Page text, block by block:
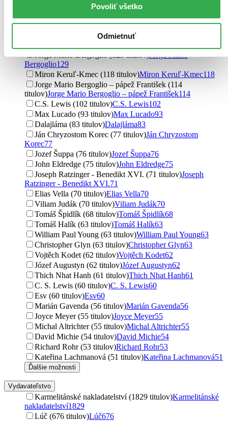
Povoliť všetko
Odmietnuť
Autor
Anselm Grün (190 titulov)Anselm Grün
Jorge Mario Bergoglio (129 titulov)Jorge Mario
Bergoglio129
Miron Keruľ-Kmec (118 titulov)Miron Keruľ-Kmec118
Jorge Mario Bergoglio – pápež František (114
titulov)Jorge Mario Bergoglio – pápež František114
C.S. Lewis (102 titulov)C.S. Lewis102
Max Lucado (93 titulov)Max Lucado93
Dalajláma (83 titulov)Dalajláma83
Ján Chryzostom Korec (77 titulov)Ján Chryzostom
Korec77
Jozef Šuppa (76 titulov)Jozef Šuppa76
John Eldredge (75 titulov)John Eldredge75
Joseph Ratzinger - Benedikt XVI. (71 titulov)Joseph
Ratzinger - Benedikt XVI.71
Elias Vella (70 titulov)Elias Vella70
Viliam Judák (70 titulov)Viliam Judák70
Tomáš Špidlík (68 titulov)Tomáš Špidlík68
Tomáš Halík (63 titulov)Tomáš Halík63
William Paul Young (63 titulov)William Paul Young63
Christopher Glyn (63 titulov)Christopher Glyn63
Vojtěch Kodet (62 titulov)Vojtěch Kodet62
Józef Augustyn (62 titulov)Józef Augustyn62
Thich Nhat Hanh (61 titulov)Thich Nhat Hanh61
C. S. Lewis (60 titulov)C. S. Lewis60
Esv (60 titulov)Esv60
Marián Gavenda (56 titulov)Marián Gavenda56
Joyce Meyer (55 titulov)Joyce Meyer55
Michal Altrichter (55 titulov)Michal Altrichter55
David Michie (54 titulov)David Michie54
Richard Rohr (53 titulov)Richard Rohr53
Kateřina Lachmanová (51 titulov)Kateřina Lachmanová51
Ďalšie možnosti
Vydavateľstvo
Karmelitánské nakladatelství (1829 titulov)Karmelitánské
nakladatelství1829
Lúč (676 titulov)Lúč676